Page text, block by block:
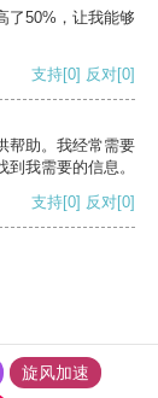
了50%，让我能够
支持[0] 反对[0]
帮助。我经常需要
我需要的信息。
支持[0] 反对[0]
旋风加速